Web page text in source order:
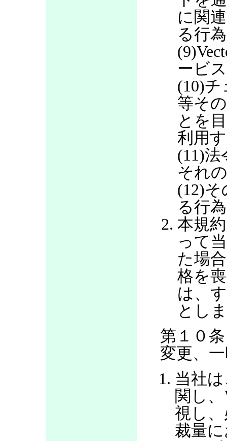
に関
る行
ービ
(10)
等そ
とを
利用
(11)
それ
(12)
る行
本規
って
た場
格を
は、
とし
第１０
変更、
当社
関し
視し
裁量